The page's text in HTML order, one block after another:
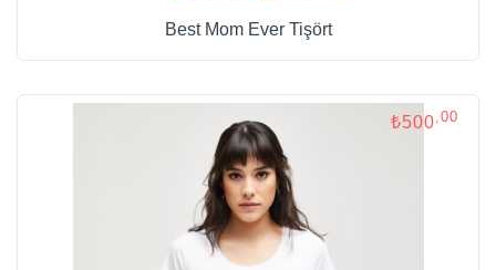
Best Mom Ever Tişört
₺500 ,00